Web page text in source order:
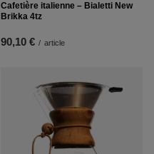
Cafetière italienne – Bialetti New
Brikka 4tz
90,10 € / article